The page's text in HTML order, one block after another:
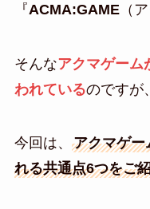
『ACMA:GAME（ア
そんなアクマゲーム
われているのですが
今回は、 アクマゲー
れる共通点6つをご